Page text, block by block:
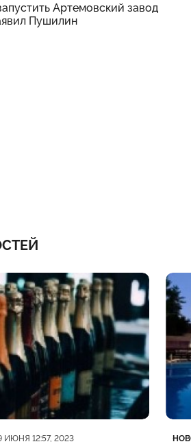
Артемовский завод
Пушилин
ИЮНЯ 12:57, 2023